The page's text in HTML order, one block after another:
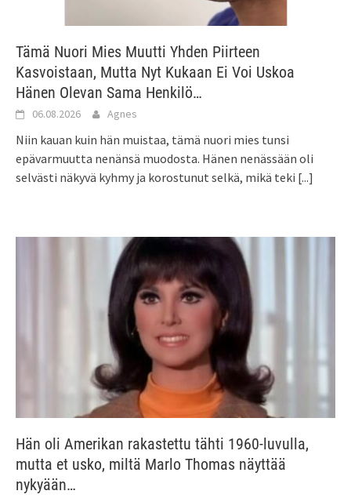
Tämä Nuori Mies Muutti Yhden Piirteen
Kasvoistaan, Mutta Nyt Kukaan Ei Voi Uskoa
Hänen Olevan Sama Henkilö…
06.08.2026 Agnes
Niin kauan kuin hän muistaa, tämä nuori mies tunsi
epävarmuutta nenänsä muodosta. Hänen nenässään oli
selvästi näkyvä kyhmy ja korostunut selkä, mikä teki [...]
Hän oli Amerikan rakastettu tähti 1960-luvulla,
mutta et usko, miltä Marlo Thomas näyttää
nykyään…